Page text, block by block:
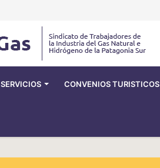
SERVICIOS CONVENIOS TURISTICOS